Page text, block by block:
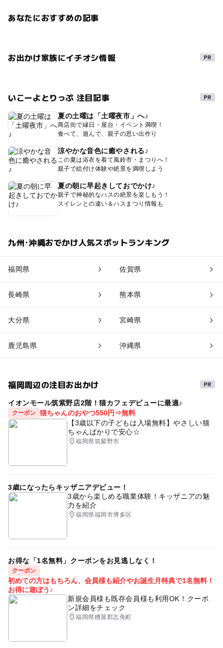
あなたにおすすめの記事
お出かけ家族にイチオシ情報
いこーよとりっぷ 注目記事
夏の土曜は「土曜夜市」へ♪
商店街で縁日・屋台・イベント満喫！
食べて、遊んで、親子の思い出作り
涼やかな音色に癒やされる♪
この夏は浴衣を着て風鈴市・まつりへ！
親子で絵付け体験や絶景を満喫しよう
夏の朝に早起きしておでかけ♪
親子で神秘的なハスの絶景を楽しもう！
スイレンとの違い＆ハスまつり情報も
九州･沖縄おでかけ人気スポットランキング
福岡県 佐賀県
長崎県 熊本県
大分県 宮崎県
鹿児島県 沖縄県
福岡周辺の注目お出かけ
イオンモール筑紫野店2階！猫カフェデビューに最適♪
クーポン 猫ちゃんのおやつ550円⇒無料
【3歳以下の子どもは入場無料】やさしい猫
ちゃんばかりで安心☆
福岡県筑紫野市
3歳になったらキッザニアデビュー！
3歳から楽しめる職業体験！キッザニアの魅
力を紹介
福岡県福岡市博多区
お得な「1名無料」クーポンをお見逃しなく！
クーポン
初めての方はもちろん、会員様も紹介やお誕生月特典で1名無料！
お得に遊ぼう♪
新規会員様も既存会員様も利用OK！クーポ
ン詳細をチェック
福岡県糟屋郡志免町